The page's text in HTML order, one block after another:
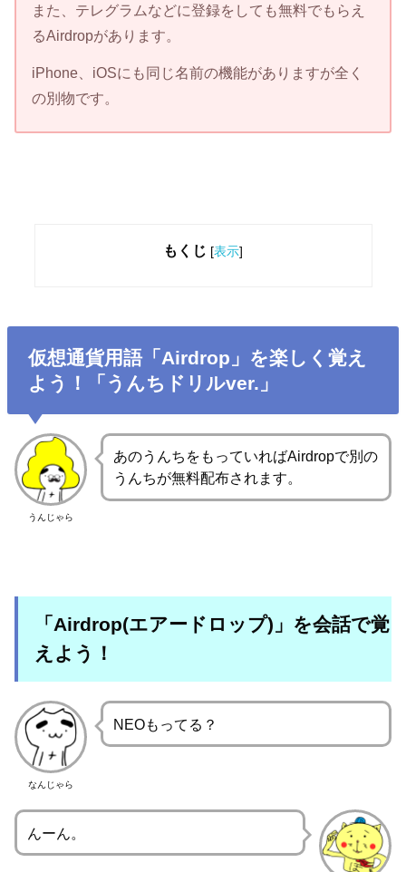
また、テレグラムなどに登録をしても無料でもらえ
るAirdropがあります。
iPhone、iOSにも同じ名前の機能がありますが全く
の別物です。
もくじ [表示]
仮想通貨用語「Airdrop」を楽しく覚え
よう！「うんちドリルver.」
うんじゃら
あのうんちをもっていればAirdropで別の
うんちが無料配布されます。
「Airdrop(エアードロップ)」を会話で覚
えよう！
なんじゃら
NEOもってる？
んーん。